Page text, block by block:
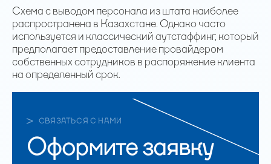
Схема с выводом персонала из штата наиболее
распространена в Казахстане. Однако часто
используется и классический аутстаффинг, который
предполагает предоставление провайдером
собственных сотрудников в распоряжение клиента
на определенный срок.
СВЯЗАТЬСЯ С НАМИ
Оформите заявку